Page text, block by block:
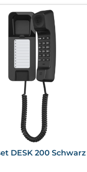
DESK 200 Schwarz